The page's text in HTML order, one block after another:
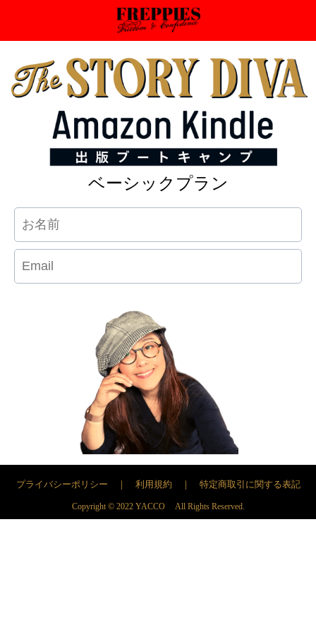
ベーシックプラン
プライバシーポリシー ｜ 利用規約 ｜ 特定商取引に関する表記
Copyright © 2022 YACCO All Rights Reserved.